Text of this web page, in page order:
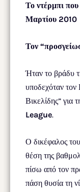
Το ντέρμπι
Μαρτίου 2010
Τον
Ήταν το βράδυ
υποδεχόταν
Βικελίδης” για
League.
Ο δικέφαλος
θέση της
πίσω από τον
πάση θυσία τη